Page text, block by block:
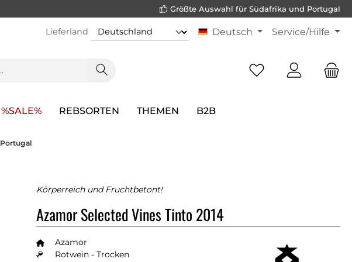
Größte Auswahl für Südafrika und Portugal
Lieferland Deutsch Service/Hilfe
%SALE% REBSORTEN THEMEN B2B
Portugal
Körperreich und Fruchtbetont!
Azamor Selected Vines Tinto 2014
Azamor
Rotwein - Trocken